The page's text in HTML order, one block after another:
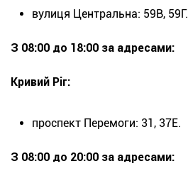
вулиця Центральна: 59В, 59Г.
З 08:00 до 18:00 за адресами:
Кривий Ріг:
проспект Перемоги: 31, 37Е.
З 08:00 до 20:00 за адресами: